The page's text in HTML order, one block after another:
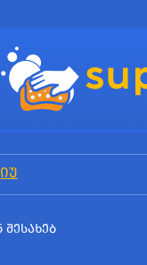
ᲨᲔᲡᲐᲮᲔᲑ